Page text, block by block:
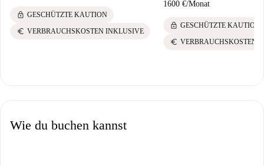
lock GESCHÜTZTE KAUTION
euro VERBRAUCHSKOSTEN INKLUSIVE
1600 €/Monat
lock GESCHÜTZTE KAUTION
euro VERBRAUCHSKOSTEN
Wie du buchen kannst